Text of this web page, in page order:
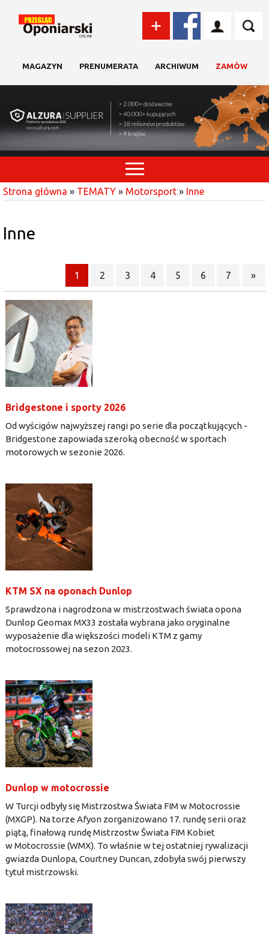
MAGAZYN PRENUMERATA ARCHIWUM ZAMÓW
Strona główna » TEMATY » Motorsport » Inne
Inne
1 2 3 4 5 6 7 »
Bridgestone i sporty 2026
Od wyścigów najwyższej rangi po serie dla początkujących -
Bridgestone zapowiada szeroką obecność w sportach
motorowych w sezonie 2026.
KTM SX na oponach Dunlop
Sprawdzona i nagrodzona w mistrzostwach świata opona
Dunlop Geomax MX33 została wybrana jako oryginalne
wyposażenie dla większości modeli KTM z gamy
motocrossowej na sezon 2023.
Dunlop w motocrossie
W Turcji odbyły się Mistrzostwa Świata FIM w Motocrossie
(MXGP). Na torze Afyon zorganizowano 17. rundę serii oraz
piątą, finałową rundę Mistrzostw Świata FIM Kobiet
w Motocrossie (WMX). To właśnie w tej ostatniej rywalizacji
gwiazda Dunlopa, Courtney Duncan, zdobyła swój pierwszy
tytuł mistrzowski.